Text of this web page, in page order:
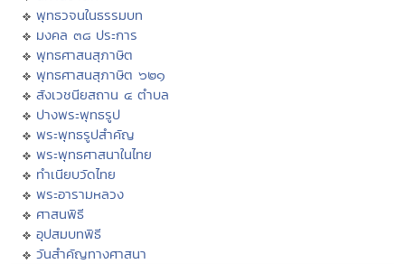
พุทธวจนในธรรมบท
มงคล ๓๘ ประการ
พุทธศาสนสุภาษิต
พุทธศาสนสุภาษิต ๖๒๑
สังเวชนียสถาน ๔ ตำบล
ปางพระพุทธรูป
พระพุทธรูปสำคัญ
พระพุทธศาสนาในไทย
ทำเนียบวัดไทย
พระอารามหลวง
ศาสนพิธี
อุปสมบทพิธี
วันสำคัญทางศาสนา